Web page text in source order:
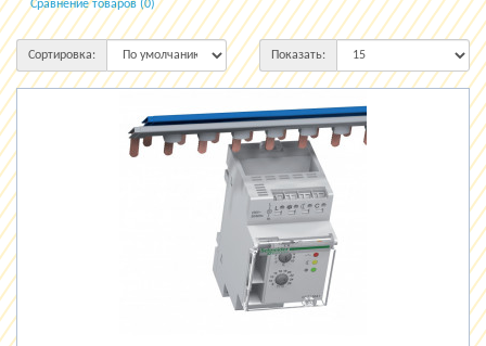
Сравнение товаров (0)
Сортировка: Показать: